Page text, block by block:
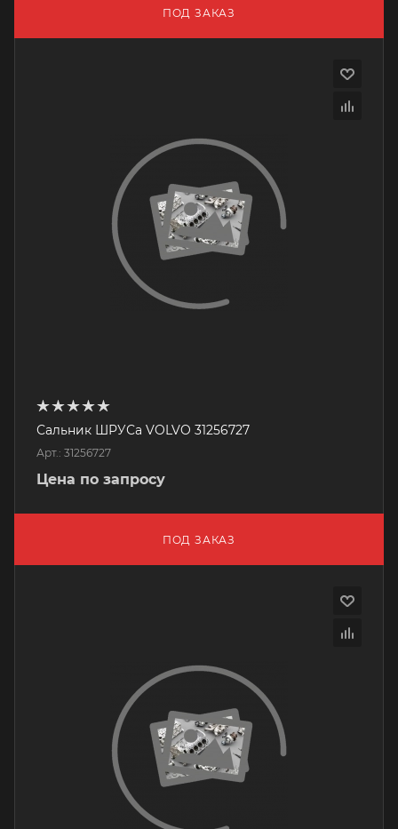
ПОД ЗАКАЗ
Сальник ШРУСа VOLVO 31256727
Арт.: 31256727
Цена по запросу
ПОД ЗАКАЗ